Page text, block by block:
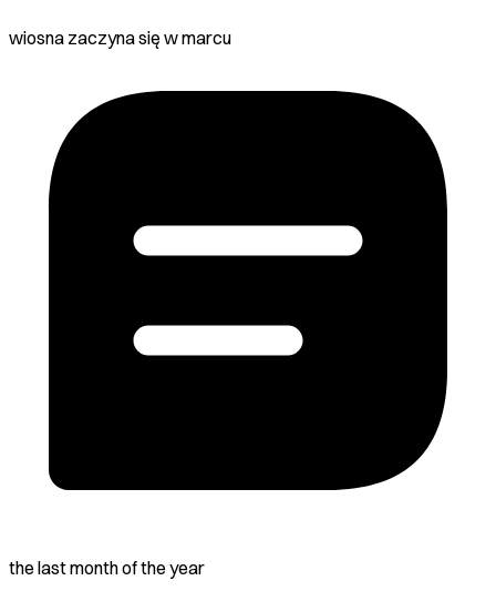
wiosna zaczyna się w marcu
the last month of the year